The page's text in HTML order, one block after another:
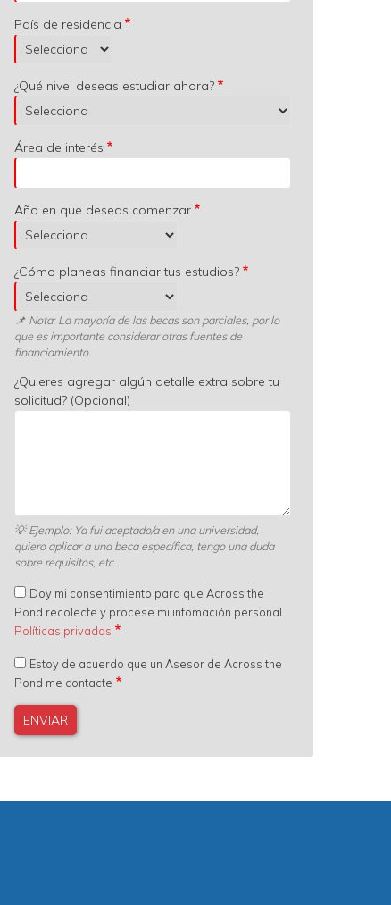
País de residencia
¿Qué nivel deseas estudiar ahora?
Área de interés
Año en que deseas comenzar
¿Cómo planeas financiar tus estudios?
📌 Nota: La mayoría de las becas son parciales, por lo
que es importante considerar otras fuentes de
financiamiento.
¿Quieres agregar algún detalle extra sobre tu
solicitud? (Opcional)
💡Ejemplo: Ya fui aceptado/a en una universidad,
quiero aplicar a una beca específica, tengo una duda
sobre requisitos, etc.
Doy mi consentimiento para que Across the
Pond recolecte y procese mi infomación personal.
Políticas privadas
Estoy de acuerdo que un Asesor de Across the
Pond me contacte